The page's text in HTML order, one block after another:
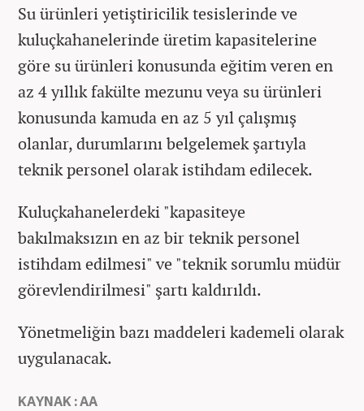
Su ürünleri yetiştiricilik tesislerinde ve
kuluçkahanelerinde üretim kapasitelerine
göre su ürünleri konusunda eğitim veren en
az 4 yıllık fakülte mezunu veya su ürünleri
konusunda kamuda en az 5 yıl çalışmış
olanlar, durumlarını belgelemek şartıyla
teknik personel olarak istihdam edilecek.
Kuluçkahanelerdeki "kapasiteye
bakılmaksızın en az bir teknik personel
istihdam edilmesi" ve "teknik sorumlu müdür
görevlendirilmesi" şartı kaldırıldı.
Yönetmeliğin bazı maddeleri kademeli olarak
uygulanacak.
KAYNAK : AA